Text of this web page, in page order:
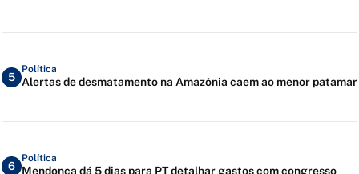
5
Política
Alertas de desmatamento na Amazônia caem ao menor patamar
6
Política
Mendonça dá 5 dias para PT detalhar gastos com congresso